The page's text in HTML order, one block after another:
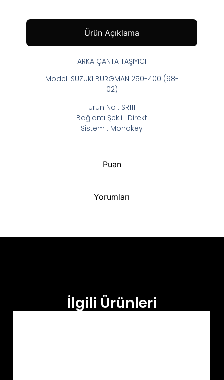
Ürün Açıklama
Puan
Yorumları
ARKA ÇANTA TAŞIYICI
Model: SUZUKI BURGMAN 250-400 (98-
02)
Ürün No : SR111
Bağlantı Şekli : Direkt
Sistem : Monokey
İlgili Ürünleri